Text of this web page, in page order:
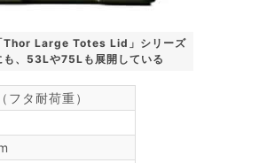
Thor Large Totes Lid」シリーズ
、53Lや75Lも展開している
タ耐荷重）